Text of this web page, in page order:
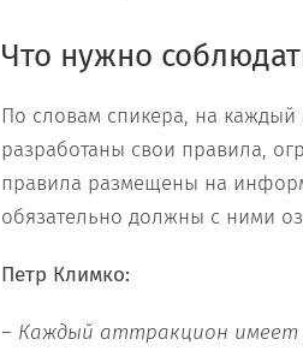
Что нужно
По словам спикера, на каждый
разработаны свои правила,
правила размещены на
обязательно должны с ними
Петр Климко:
– Каждый аттракцион имеет